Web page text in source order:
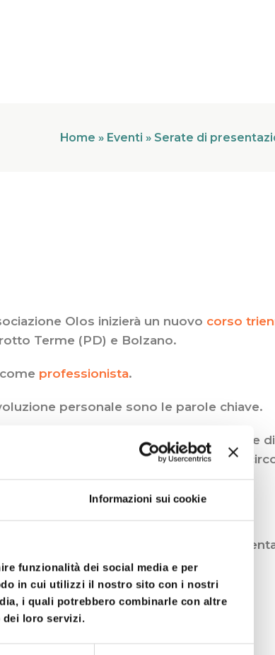
Informazioni sui cookie
funzionalità dei social media e per
in cui utilizzi il nostro sito con i nostri
i quali potrebbero combinarle con altre
loro servizi.
Home » Eventi » Serate di
Olos inizierà un nuovo corso
Terme (PD) e Bolzano.
professionista.
personale sono le parole chiave.
del corpo: un corpo che vive
che ha bisogno di essere messa in
mese è prevista una serata di
– Piazza Mazzini, 1